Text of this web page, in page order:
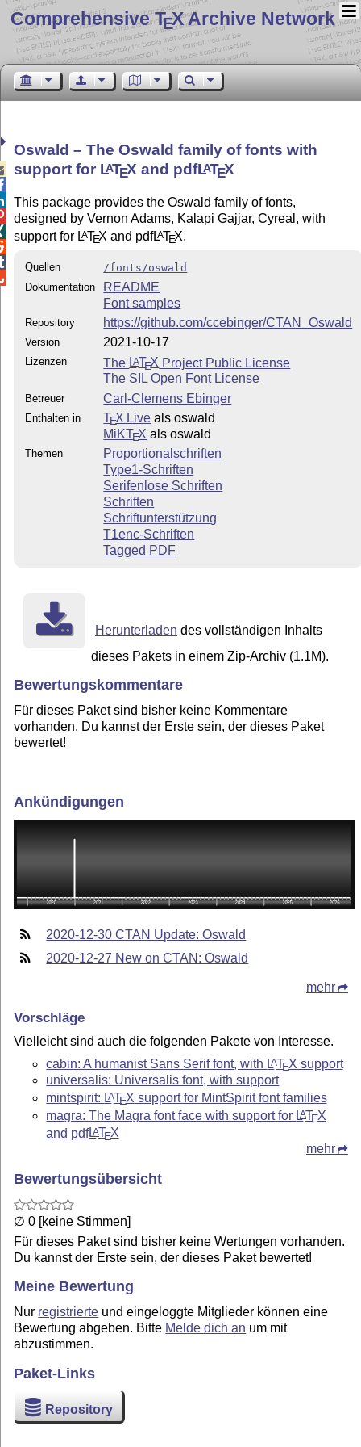
Comprehensive TEX Archive Network
Oswald – The Oswald family of fonts with
support for LATEX and pdfLATEX
This package provides the Oswald family of fonts,
designed by Vernon Adams, Kalapi Gajjar, Cyreal, with
support for LATEX and pdfLATEX.
Quellen
/fonts/oswald
Dokumentation
README
Font samples
Repository https://github.com/ccebinger/CTAN_Oswald
Version 2021-10-17
Lizenzen The LATEX Project Public License
The SIL Open Font License
Betreuer Carl-Clemens Ebinger
Enthalten in TEX Live als oswald
MiKTEX als oswald
Themen
Proportionalschriften
Type1-Schriften
Serifenlose Schriften
Schriften
Schriftunterstützung
T1enc-Schriften
Tagged PDF
Herunterladen des vollständigen Inhalts
dieses Pakets in einem Zip-Archiv (1.1M).
Bewertungskommentare
Für dieses Paket sind bisher keine Kommentare
vorhanden. Du kannst der Erste sein, der dieses Paket
bewertet!
Ankündigungen
2020-12-30 CTAN Update: Oswald
2020-12-27 New on CTAN: Oswald
mehr
Vorschläge
Vielleicht sind auch die folgenden Pakete von Interesse.
cabin: A humanist Sans Serif font, with LATEX support
universalis: Universalis font, with support
mintspirit: LATEX support for MintSpirit font families
magra: The Magra font face with support for LATEX
and pdfLATEX
mehr
Bewertungsübersicht
∅ 0 [keine Stimmen]
Für dieses Paket sind bisher keine Wertungen vorhanden.
Du kannst der Erste sein, der dieses Paket bewertet!
Meine Bewertung
Nur registrierte und eingeloggte Mitglieder können eine
Bewertung abgeben. Bitte Melde dich an um mit
abzustimmen.
Paket-Links
Repository